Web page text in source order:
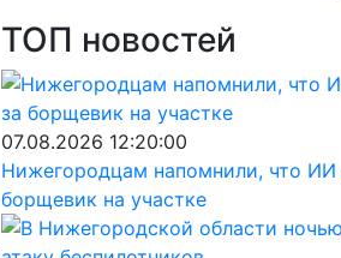
ТОП новостей
07.08.2026 12:20:00
Нижегородцам напомнили, что ИИ
борщевик на участке